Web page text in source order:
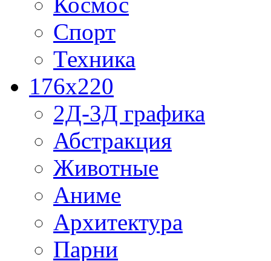
Спорт
Техника
176x220
2Д-3Д графика
Абстракция
Животные
Аниме
Архитектура
Парни